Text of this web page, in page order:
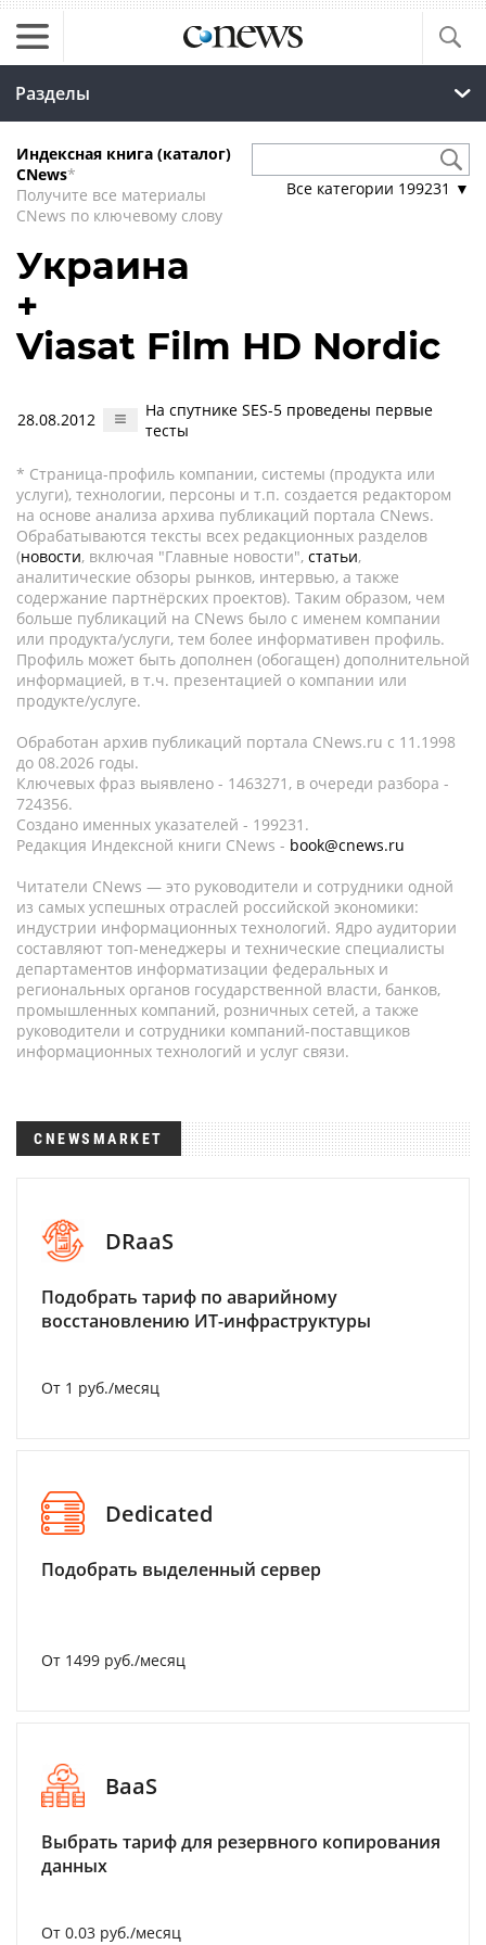
Разделы
Индексная книга (каталог)
CNews*
Получите все материалы
CNews по ключевому слову
Все категории 199231 ▼
Украина
+
Viasat Film HD Nordic
28.08.2012
На спутнике SES-5 проведены первые
тесты
* Страница-профиль компании, системы (продукта или
услуги), технологии, персоны и т.п. создается редактором
на основе анализа архива публикаций портала CNews.
Обрабатываются тексты всех редакционных разделов
(новости, включая "Главные новости", статьи,
аналитические обзоры рынков, интервью, а также
содержание партнёрских проектов). Таким образом, чем
больше публикаций на CNews было с именем компании
или продукта/услуги, тем более информативен профиль.
Профиль может быть дополнен (обогащен) дополнительной
информацией, в т.ч. презентацией о компании или
продукте/услуге.
Обработан архив публикаций портала CNews.ru c 11.1998
до 08.2026 годы.
Ключевых фраз выявлено - 1463271, в очереди разбора -
724356.
Создано именных указателей - 199231.
Редакция Индексной книги CNews - book@cnews.ru
Читатели CNews — это руководители и сотрудники одной
из самых успешных отраслей российской экономики:
индустрии информационных технологий. Ядро аудитории
составляют топ-менеджеры и технические специалисты
департаментов информатизации федеральных и
региональных органов государственной власти, банков,
промышленных компаний, розничных сетей, а также
руководители и сотрудники компаний-поставщиков
информационных технологий и услуг связи.
CNEWSMARKET
DRaaS
Подобрать тариф по аварийному
восстановлению ИТ-инфраструктуры
От 1 руб./месяц
Dedicated
Подобрать выделенный сервер
От 1499 руб./месяц
BaaS
Выбрать тариф для резервного копирования
данных
От 0.03 руб./месяц